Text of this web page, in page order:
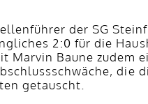
der SG
2:0 für die
Baune zudem
die
getauscht.